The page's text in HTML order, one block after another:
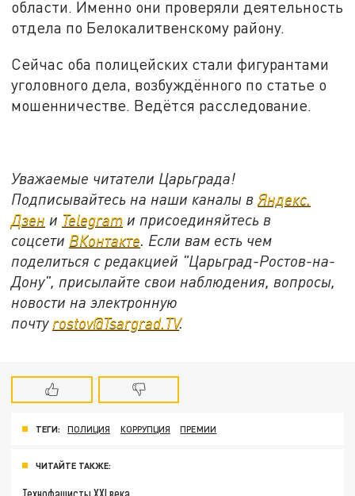
области. Именно они проверяли деятельность
отдела по Белокалитвенскому району.
Сейчас оба полицейских стали фигурантами
уголовного дела, возбуждённого по статье о
мошенничестве. Ведётся расследование.
Уважаемые читатели Царьграда!
Подписывайтесь на наши каналы в Яндекс.
Дзен и Telegram и присоединяйтесь в
соцсети ВКонтакте . Если вам есть чем
поделиться с редакцией "Царьград-Ростов-на-
Дону", присылайте свои наблюдения, вопросы,
новости на электронную
почту rostov@Tsargrad.ТV.
ТЕГИ: ПОЛИЦИЯ КОРРУПЦИЯ ПРЕМИИ
ЧИТАЙТЕ ТАКЖЕ: